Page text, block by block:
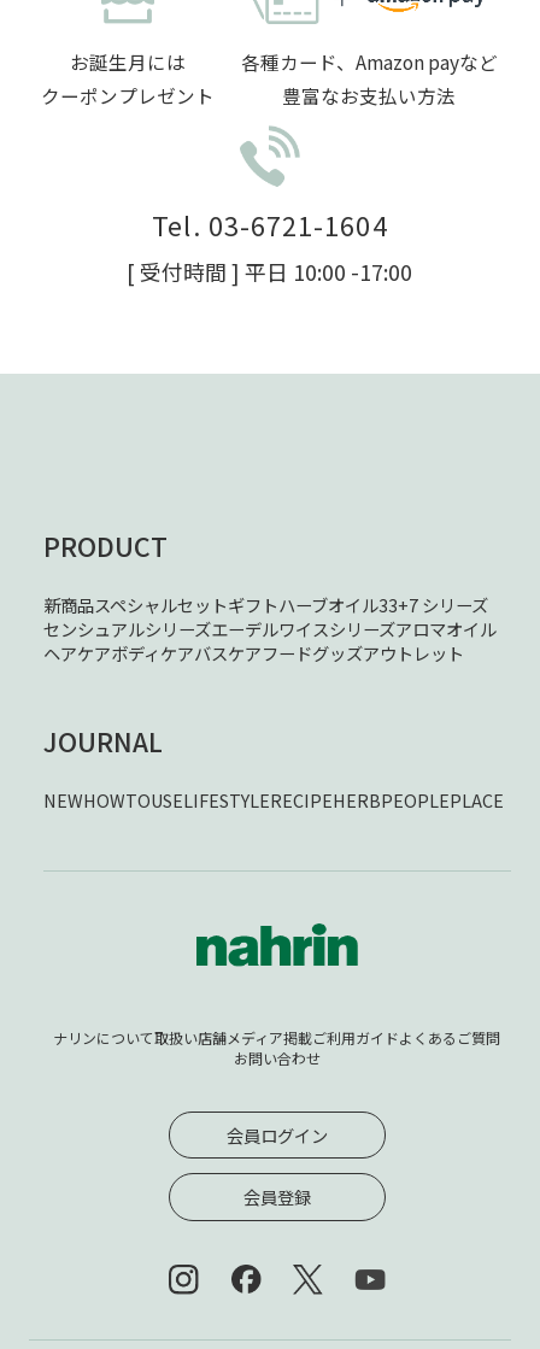
お誕生月には
クーポンプレゼント
各種カード、Amazon payなど
豊富なお支払い方法
Tel. 03-6721-1604
[ 受付時間 ] 平日 10:00 -17:00
PRODUCT
新商品スペシャルセットギフトハーブオイル33+7 シリーズ
センシュアルシリーズエーデルワイスシリーズアロマオイル
ヘアケアボディケアバスケアフードグッズアウトレット
JOURNAL
NEWHOWTOUSELIFESTYLERECIPEHERBPEOPLEPLACE
ナリンについて取扱い店舗メディア掲載ご利用ガイドよくあるご質問
お問い合わせ
会員ログイン
会員登録